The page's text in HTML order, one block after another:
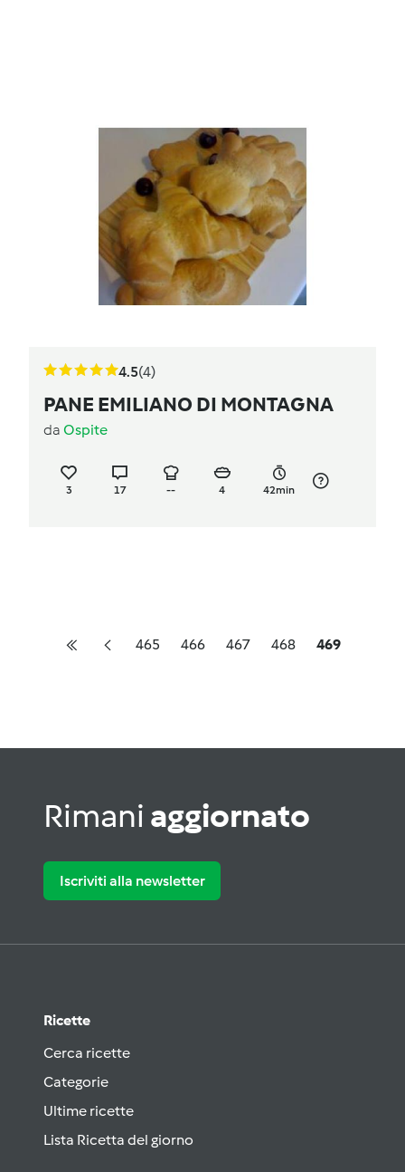
4.5(4)
PANE EMILIANO DI MONTAGNA
da Ospite
3 17 -- 4 42min
465 466 467 468 469
Rimani aggiornato
Iscriviti alla newsletter
Ricette
Cerca ricette
Categorie
Ultime ricette
Lista Ricetta del giorno